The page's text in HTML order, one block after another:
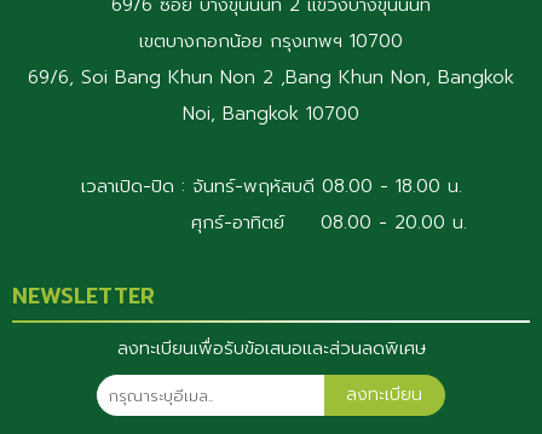
69/6 ซอย บางขุนนนท์ 2 แขวงบางขุนนนท์
เขตบางกอกน้อย กรุงเทพฯ 10700
69/6, Soi Bang Khun Non 2 ,Bang Khun Non, Bangkok
Noi, Bangkok 10700
เวลาเปิด-ปิด : จันทร์-พฤหัสบดี 08.00 - 18.00 น.
ศุกร์-อาทิตย์ 08.00 - 20.00 น.
NEWSLETTER
ลงทะเบียนเพื่อรับข้อเสนอและส่วนลดพิเศษ
ลงทะเบียน